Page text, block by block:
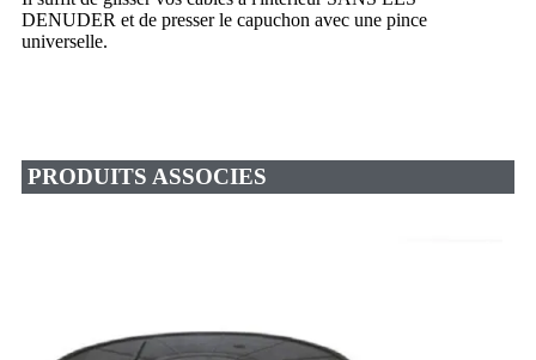
DENUDER et de presser le capuchon avec une pince
universelle.
PRODUITS ASSOCIES